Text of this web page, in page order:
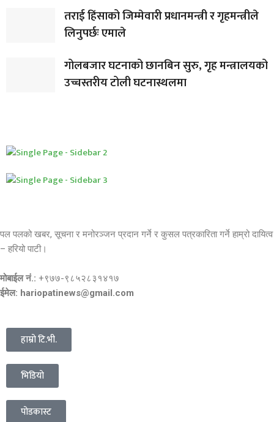
तराई हिंसाको जिम्मेवारी प्रधानमन्त्री र गृहमन्त्रीले
लिनुपर्छः एमाले
गोलबजार घटनाको छानबिन सुरु, गृह मन्त्रालयको
उच्चस्तरीय टोली घटनास्थलमा
पल पलको खबर, सूचना र मनोरञ्जन प्रदान गर्ने र कुसल पत्रकारिता गर्ने हाम्रो दायित्व
– हरियो पाटी।
मोबाईल नं.: +९७७-९८५२८३१४१७
ईमेल: hariopatinews@gmail.com
हाम्रो टि.भी.
भिडियो
पोडकास्ट